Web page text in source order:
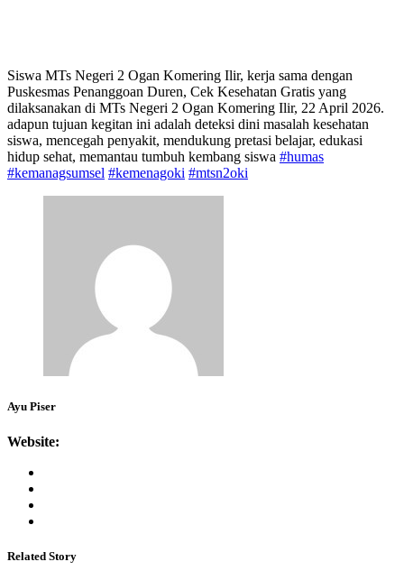
Siswa MTs Negeri 2 Ogan Komering Ilir, kerja sama dengan
Puskesmas Penanggoan Duren, Cek Kesehatan Gratis yang
dilaksanakan di MTs Negeri 2 Ogan Komering Ilir, 22 April 2026.
adapun tujuan kegitan ini adalah deteksi dini masalah kesehatan
siswa, mencegah penyakit, mendukung pretasi belajar, edukasi
hidup sehat, memantau tumbuh kembang siswa #humas
#kemanagsumsel #kemenagoki #mtsn2oki
Ayu Piser
Website:
Related Story